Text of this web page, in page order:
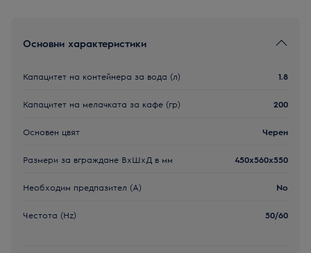
Основни характеристики
Капацитет на контейнера за вода (л) 1.8
Капацитет на мелaчката за кафе (гр) 200
Основен цвят Черен
Размери за вграждане ВxШxД в мм 450x560x550
Необходим предпазител (А) No
Честота (Hz) 50/60